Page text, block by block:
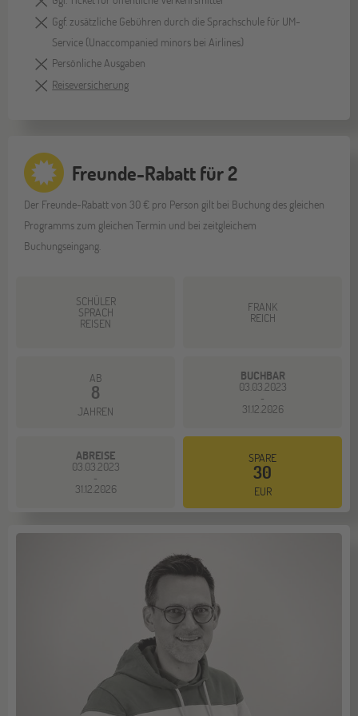
Ggf. zusätzliche Gebühren durch die Sprachschule für UM-
Service (Unaccompanied minors bei Airlines)
Persönliche Ausgaben
Reiseversicherung
Freunde-Rabatt für 2
Der Freunde-Rabatt von 30 € pro Person gilt bei Buchung des gleichen
Programms zum gleichen Termin und bei zeitgleichem
Buchungseingang.
SCHÜLER
SPRACH
REISEN
FRANK
REICH
AB
8
JAHREN
BUCHBAR
03.03.2023
-
31.12.2026
ABREISE
03.03.2023
-
31.12.2026
SPARE
30
EUR